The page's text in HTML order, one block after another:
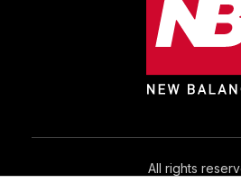
All rights